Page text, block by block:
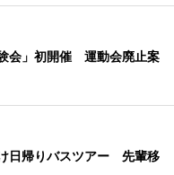
会」初開催 運動会廃止案
日帰りバスツアー 先輩移